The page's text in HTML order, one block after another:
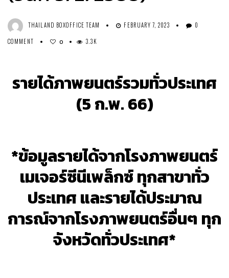
THAILAND BOXOFFICE TEAM FEBRUARY 7, 2023
0
COMMENT
0 3.3K
รายได้ภาพยนตร์รวมทั่วประเทศ
(5 ก.พ. 66)
*ข้อมูลรายได้จากโรงภาพยนตร์
เมเจอร์ซีนีเพล็กซ์ ทุกสาขาทั่ว
ประเทศ และรายได้ประมาณ
การณ์จากโรงภาพยนตร์อื่นๆ ทุก
จังหวัดทั่วประเทศ*